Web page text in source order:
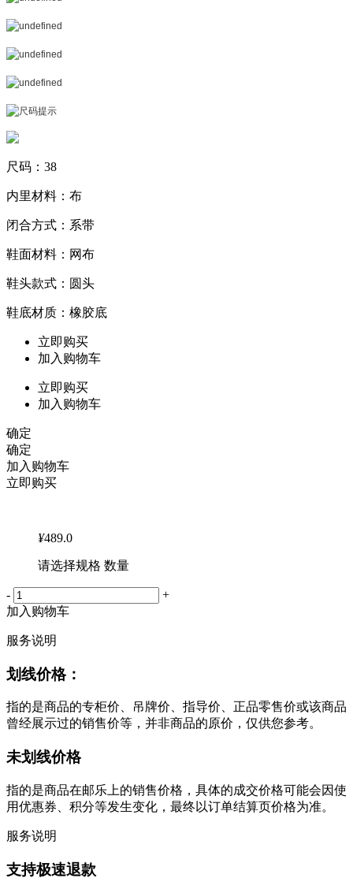
尺码：38
内里材料：布
闭合方式：系带
鞋面材料：网布
鞋头款式：圆头
鞋底材质：橡胶底
立即购买
加入购物车
立即购买
加入购物车
确定
确定
加入购物车
立即购买
¥489.0
请选择规格 数量
-
+
加入购物车
服务说明
划线价格：
指的是商品的专柜价、吊牌价、指导价、正品零售价或该商品
曾经展示过的销售价等，并非商品的原价，仅供您参考。
未划线价格
指的是商品在邮乐上的销售价格，具体的成交价格可能会因使
用优惠券、积分等发生变化，最终以订单结算页价格为准。
服务说明
支持极速退款